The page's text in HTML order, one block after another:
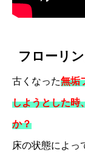
フローリ
古くなった無垢
しようとした時
か？
床の状態によっ